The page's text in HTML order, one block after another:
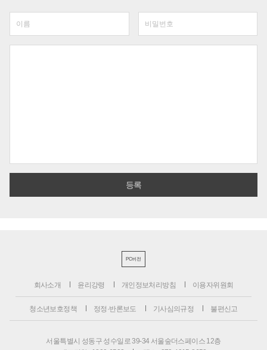
PC버전
회사소개 윤리강령 개인정보처리방침 이용자위원회
청소년보호정책 정정·반론보도 기사심의규정 불편신고
서울특별시 성동구 성수일로 39-34 서울숲더스페이스 12층